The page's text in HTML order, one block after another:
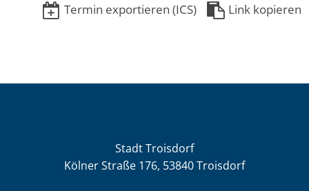
Termin exportieren (ICS)
Link kopieren
Stadt Troisdorf
Kölner Straße 176, 53840 Troisdorf